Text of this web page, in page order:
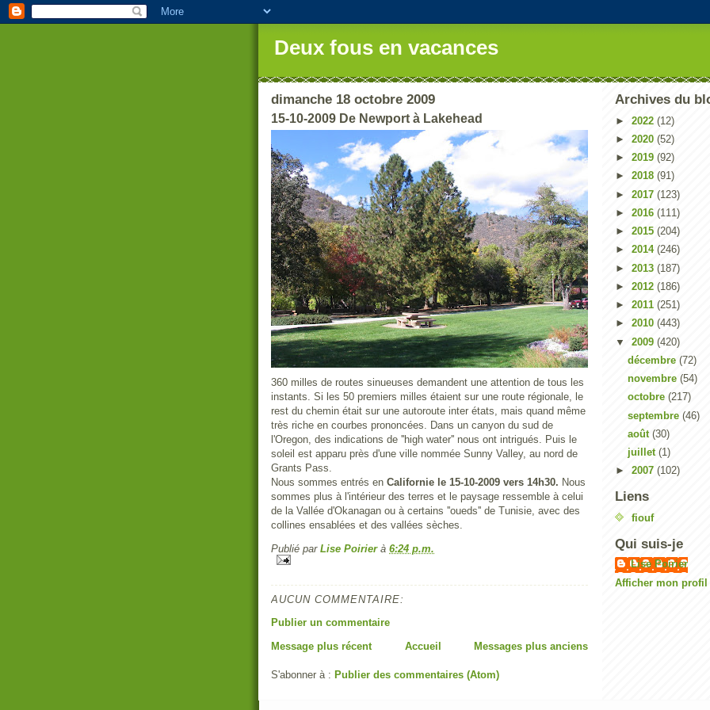
Deux fous en vacances
dimanche 18 octobre 2009
15-10-2009 De Newport à Lakehead
360 milles de routes sinueuses demandent une attention de tous les
instants. Si les 50 premiers milles étaient sur une route régionale, le
rest du chemin était sur une autoroute inter états, mais quand même
très riche en courbes prononcées. Dans un canyon du sud de
l'Oregon, des indications de ''high water'' nous ont intrigués. Puis le
soleil est apparu près d'une ville nommée Sunny Valley, au nord de
Grants Pass.
Nous sommes entrés en Californie le 15-10-2009 vers 14h30. Nous
sommes plus à l'intérieur des terres et le paysage ressemble à celui
de la Vallée d'Okanagan ou à certains ''oueds'' de Tunisie, avec des
collines ensablées et des vallées sèches.
Publié par Lise Poirier à 6:24 p.m.
AUCUN COMMENTAIRE:
Publier un commentaire
Message plus récent
Messages plus anciens
Accueil
S'abonner à : Publier des commentaires (Atom)
Archives du
► 2022 (12)
► 2020 (52)
► 2019 (92)
► 2018 (91)
► 2017 (123)
► 2016 (111)
► 2015 (204)
► 2014 (246)
► 2013 (187)
► 2012 (186)
► 2011 (251)
► 2010 (443)
▼ 2009 (420)
décembre (72)
novembre (54)
octobre (217)
septembre (46)
août (30)
juillet (1)
► 2007 (102)
Liens
fiouf
Qui suis-je
Lise Poirier
Afficher mon profil